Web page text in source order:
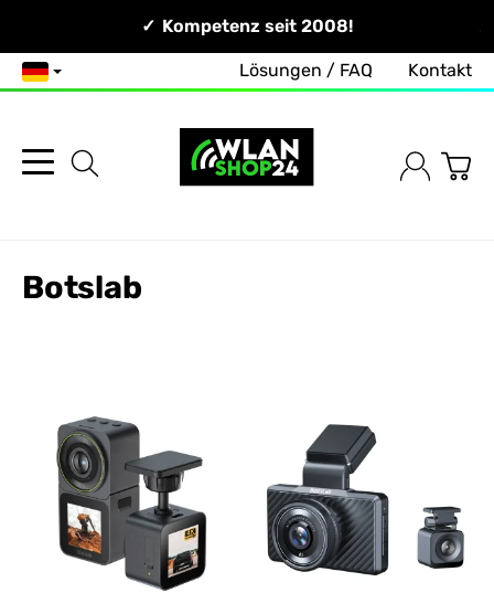
Persönlich & Erreichbar!Kompetenz seit 2008!
Deutsch Lösungen / FAQ Kontakt
Botslab